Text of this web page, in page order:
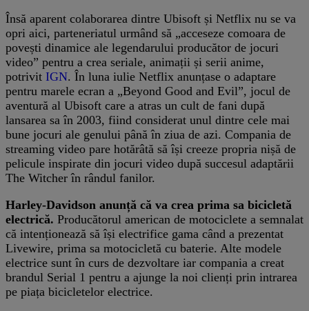
Însă aparent colaborarea dintre Ubisoft și Netflix nu se va
opri aici, parteneriatul urmând să „acceseze comoara de
povești dinamice ale legendarului producător de jocuri
video” pentru a crea seriale, animații și serii anime,
potrivit IGN. În luna iulie Netflix anunțase o adaptare
pentru marele ecran a „Beyond Good and Evil”, jocul de
aventură al Ubisoft care a atras un cult de fani după
lansarea sa în 2003, fiind considerat unul dintre cele mai
bune jocuri ale genului până în ziua de azi. Compania de
streaming video pare hotărâtă să își creeze propria nișă de
pelicule inspirate din jocuri video după succesul adaptării
The Witcher în rândul fanilor.
Harley-Davidson anunță că va crea prima sa bicicletă
electrică. Producătorul american de motociclete a semnalat
că intenționează să își electrifice gama când a prezentat
Livewire, prima sa motocicletă cu baterie. Alte modele
electrice sunt în curs de dezvoltare iar compania a creat
brandul Serial 1 pentru a ajunge la noi clienți prin intrarea
pe piața bicicletelor electrice.